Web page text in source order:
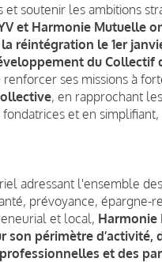
soutenir les ambitions
et Harmonie Mutuelle
la réintégration le 1er
du Collectif
renforcer ses missions à
, en rapprochant
et en
adressant l'ensemble
prévoyance, épargne-
et local, Harmonie
périmètre d’activité,
et des